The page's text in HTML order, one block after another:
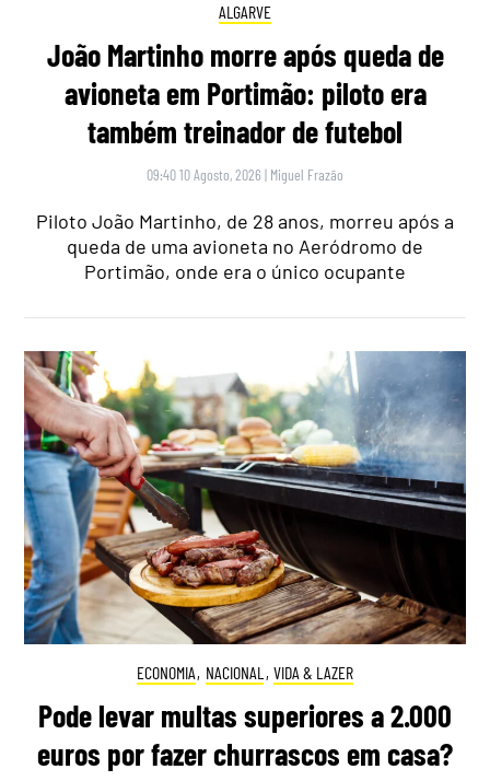
ALGARVE
João Martinho morre após queda de
avioneta em Portimão: piloto era
também treinador de futebol
09:40 10 Agosto, 2026 | Miguel Frazão
Piloto João Martinho, de 28 anos, morreu após a
queda de uma avioneta no Aeródromo de
Portimão, onde era o único ocupante
ECONOMIA, NACIONAL , VIDA & LAZER
Pode levar multas superiores a 2.000
euros por fazer churrascos em casa?